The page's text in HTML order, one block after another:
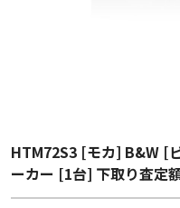
HTM72S3 [モカ] B&W [
ーカー [1台] 下取り査定